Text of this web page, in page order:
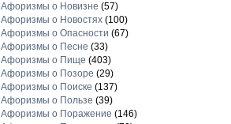
Афоризмы о Новизне (57)
Афоризмы о Новостях(100)
Афоризмы о Опасности (67)
Афоризмы о Песне (33)
Афоризмы о Пище (403)
Афоризмы о Позоре (29)
Афоризмы о Поиске (137)
Афоризмы о Пользе (39)
Афоризмы о Поражение (146)